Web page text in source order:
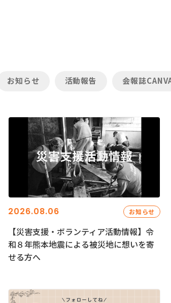
お知らせ 活動報告 会報誌
2026.08.06 お知らせ
【災害支援・ボランティア活動情報】令
和８年熊本地震による被災地に想いを寄
せる方へ